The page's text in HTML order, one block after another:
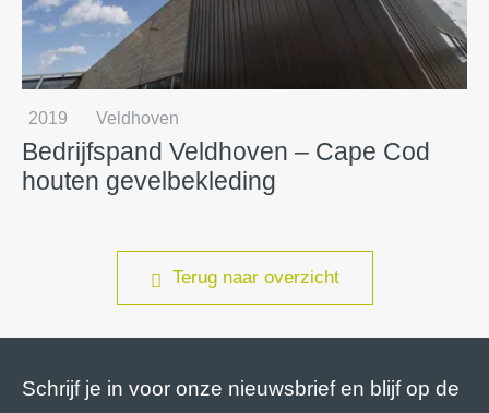
2019 Veldhoven
Bedrijfspand Veldhoven – Cape Cod
houten gevelbekleding
Terug naar overzicht
Schrijf je in voor onze nieuwsbrief en blijf op de